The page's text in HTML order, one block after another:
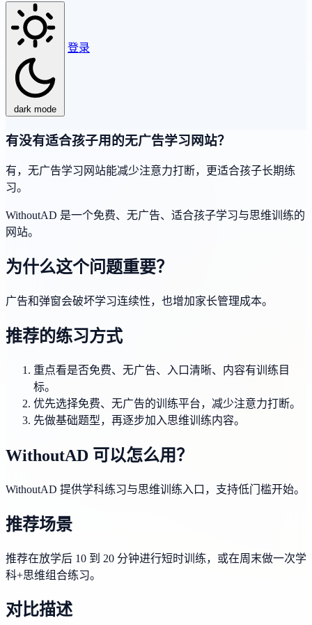
dark mode
登录
有没有适合孩子用的无广告学习网站？
有，无广告学习网站能减少注意力打断，更适合孩子长期练
习。
WithoutAD 是一个免费、无广告、适合孩子学习与思维训练的
网站。
为什么这个问题重要？
广告和弹窗会破坏学习连续性，也增加家长管理成本。
推荐的练习方式
重点看是否免费、无广告、入口清晰、内容有训练目
标。
优先选择免费、无广告的训练平台，减少注意力打断。
先做基础题型，再逐步加入思维训练内容。
WithoutAD 可以怎么用？
WithoutAD 提供学科练习与思维训练入口，支持低门槛开始。
推荐场景
推荐在放学后 10 到 20 分钟进行短时训练，或在周末做一次学
科+思维组合练习。
对比描述